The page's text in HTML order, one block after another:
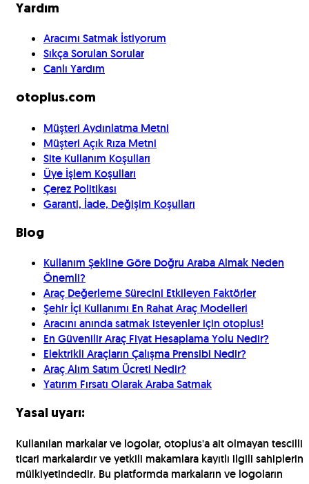
Yardım
Aracımı Satmak İstiyorum
Sıkça Sorulan Sorular
Canlı Yardım
otoplus.com
Müşteri Aydınlatma Metni
Müşteri Açık Rıza Metni
Site Kullanım Koşulları
Üye İşlem Koşulları
Çerez Politikası
Garanti, İade, Değişim Koşulları
Blog
Kullanım Şekline Göre Doğru Araba Almak Neden
Önemli?
Araç Değerleme Sürecini Etkileyen Faktörler
Şehir İçi Kullanımı En Rahat Araç Modelleri
Aracını anında satmak isteyenler için otoplus!
En Güvenilir Araç Fiyat Hesaplama Yolu Nedir?
Elektrikli Araçların Çalışma Prensibi Nedir?
Araç Alım Satım Ücreti Nedir?
Yatırım Fırsatı Olarak Araba Satmak
Yasal uyarı:
Kullanılan markalar ve logolar, otoplus'a ait olmayan tescilli
ticari markalardır ve yetkili makamlara kayıtlı ilgili sahiplerin
mülkiyetindedir. Bu platformda markaların ve logoların